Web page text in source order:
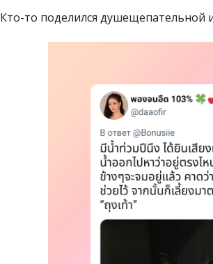
Кто-то поделился душещепательной